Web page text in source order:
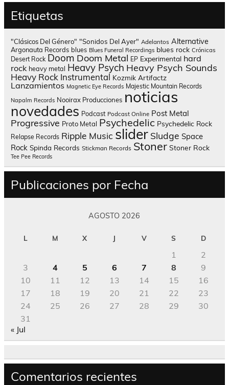
Etiquetas
"Clásicos Del Género" "Sonidos Del Ayer" Adelantos Alternative
Argonauta Records blues Blues Funeral Recordings blues rock Crónicas
Desert Rock Doom Doom Metal EP Experimental hard
rock heavy metal Heavy Psych Heavy Psych Sounds
Heavy Rock Instrumental Kozmik Artifactz
Lanzamientos Magnetic Eye Records Majestic Mountain Records
Napalm Records Nooirax Producciones noticias
novedades Podcast Podcast Online Post Metal
Progressive Proto Metal Psychedelic Psychedelic Rock
Relapse Records Ripple Music slider Sludge Space
Rock Spinda Records Stickman Records Stoner Stoner Rock
Tee Pee Records
Publicaciones por Fecha
AGOSTO 2026
L M X J V S D
1
2
3
4 5 6 7 8
9
10
11 12 13 14 15
16
17
18 19 20 21 22
23
24
25 26 27 28 29
30
31
« Jul
Comentarios recientes